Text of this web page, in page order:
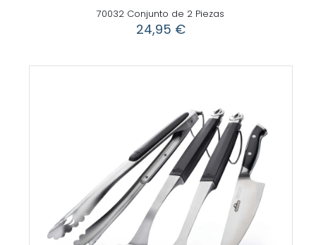
70032 Conjunto de 2 Piezas
24,95 €